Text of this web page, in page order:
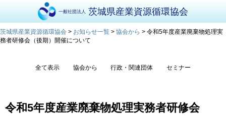
一般社団法人 茨城県産業資源循環協会
茨城県産業資源循環協会 > お知らせ一覧 > 協会から > 令和5年度産業廃棄物処理実
務者研修会（後期）開催について
全て表示 協会から 行政・関連団体 セミナー
令和5年度産業廃棄物処理実務者研修会